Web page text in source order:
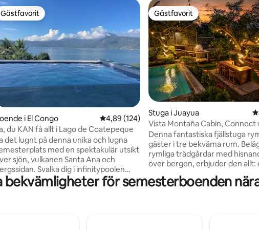
betyg, 150 omdömen
Gästfavorit
Gästfavorit
i El Congo 4,89 av 5 i genomsnittligt betyg, 124
4,89 (124)
du KAN få allt i Lago de Coatepeque
det lugnt på denna unika och lugna
med en spektakulär utsikt
sjön, vulkanen Santa Ana och
Svalka dig i infinitypoolen
testa dina kulinariska färdigheter
en öppen matlagningseld och en
Gästfavorit
Gästfavorit
Stuga i Juayua
Vista Montaña Cabin, Connect
Nature
Denna fantastiska fjällstuga
gäster i tre bekväma rum.
rymliga trädgårdar med
över bergen, erbjuder den allt:
grill och eldstadsområde, en
hantverksmässig ugn för pizza
bekvämligheter för semesterboenden